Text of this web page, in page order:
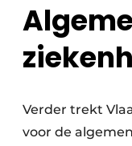
Verder trekt
voor de